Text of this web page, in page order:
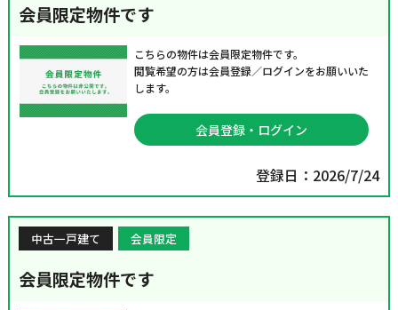
会員限定物件です
こちらの物件は会員限定物件です。
閲覧希望の方は会員登録／ログインをお願いいた
します。
会員登録・ログイン
登録日：2026/7/24
中古一戸建て 会員限定
会員限定物件です